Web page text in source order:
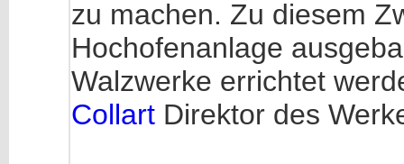
zu machen. Zu diesem
Hochofenanlage
Walzwerke errichtet
Collart Direktor des